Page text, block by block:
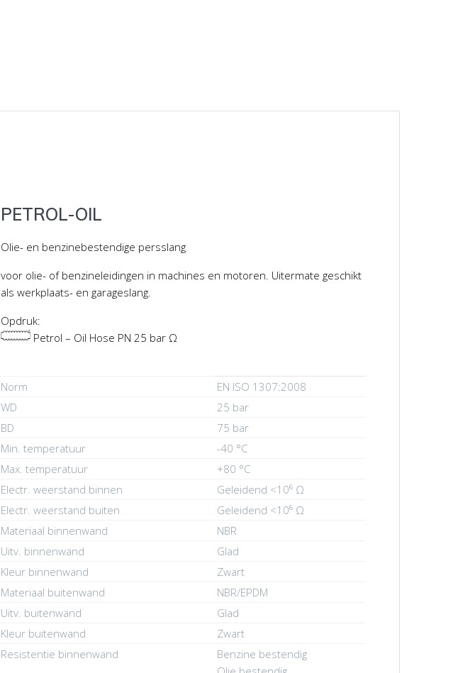
PETROL-OIL
Olie- en benzinebestendige persslang
voor olie- of benzineleidingen in machines en motoren. Uitermate geschikt
als werkplaats- en garageslang.
Opdruk:
Petrol – Oil Hose PN 25 bar Ω
Norm
EN ISO 1307:2008
WD
25 bar
BD
75 bar
Min. temperatuur
-40 °C
Max. temperatuur
+80 °C
Electr. weerstand binnen
Geleidend <10⁶ Ω
Electr. weerstand buiten
Geleidend <10⁶ Ω
Materiaal binnenwand
NBR
Uitv. binnenwand
Glad
Kleur binnenwand
Zwart
Materiaal buitenwand
NBR/EPDM
Uitv. buitenwand
Glad
Kleur buitenwand
Zwart
Resistentie binnenwand
Benzine bestendig